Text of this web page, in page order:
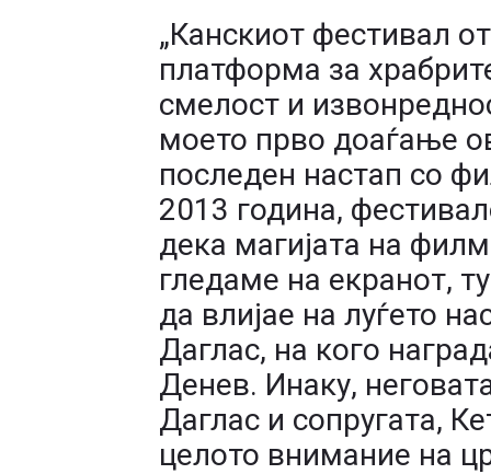
„Канскиот фестивал
платформа за
смелост и
моето прво доаѓање
последен настап со
2013 година,
дека магијата на
гледаме на екранот,
да влијае на луѓето
Даглас, на кого
Денев. Инаку,
Даглас и сопругата,
целото внимание на